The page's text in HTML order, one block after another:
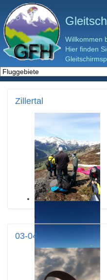
Willkommen
Hier finden
Zillertal
03-04